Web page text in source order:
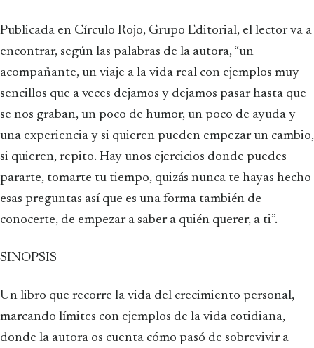
Publicada en Círculo Rojo, Grupo Editorial, el lector va a
encontrar, según las palabras de la autora, “un
acompañante, un viaje a la vida real con ejemplos muy
sencillos que a veces dejamos y dejamos pasar hasta que
se nos graban, un poco de humor, un poco de ayuda y
una experiencia y si quieren pueden empezar un cambio,
si quieren, repito. Hay unos ejercicios donde puedes
pararte, tomarte tu tiempo, quizás nunca te hayas hecho
esas preguntas así que es una forma también de
conocerte, de empezar a saber a quién querer, a ti”.
SINOPSIS
Un libro que recorre la vida del crecimiento personal,
marcando límites con ejemplos de la vida cotidiana,
donde la autora os cuenta cómo pasó de sobrevivir a